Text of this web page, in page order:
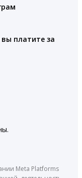
платите за
Meta Platforms